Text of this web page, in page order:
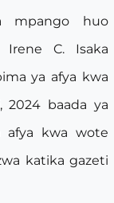
mpango huo
C. Isaka
ya afya kwa
2024 baada ya
afya kwa wote
katika gazeti